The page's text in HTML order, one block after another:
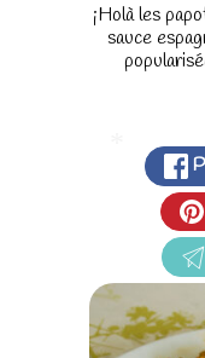
¡Holà les
sauce